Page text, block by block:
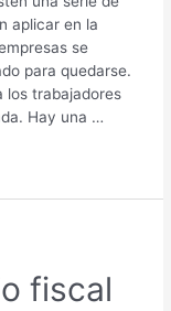
aplicar en la
se
para quedarse.
los trabajadores
Hay una …
fiscal